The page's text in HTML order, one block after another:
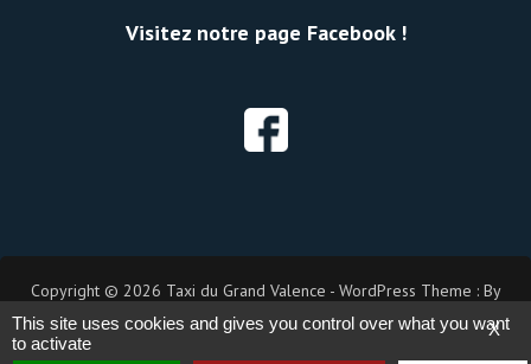
Visitez notre page Facebook !
Copyright © 2026 Taxi du Grand Valence - WordPress Theme : By
Taxi Themes
X
This site uses cookies and gives you control over what you want
to activate